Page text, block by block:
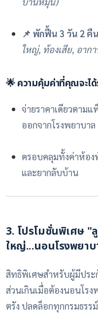
📌 พักฟื้น 3 วัน 2 คื
ใหญ่, ท้องเสีย, อาก
🌟 ความคุ้มค่าที่คุณจะไ
จ่ายราคาเดียวตาม
ออกจากโรงพยาบาล
ครอบคลุมทั้งค่าห้อง
และยากลับบ้าน
3. โปรโมชั่นพิเศษ "
ใหญ่...นอนโรงพยา
สิทธิพิเศษสำหรับผู้มีประ
ส่วนเกินเมื่อต้องนอนโร
ตรัง ปลดล็อกทุกกรมธรร